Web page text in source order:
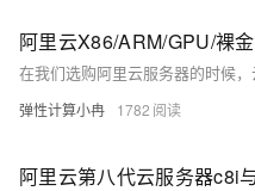
弹性计算小冉 1782